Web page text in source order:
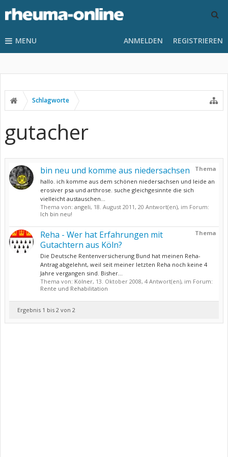
MENU ANMELDEN REGISTRIEREN
Schlagworte
gutacher
Thema
bin neu und komme aus niedersachsen
hallo. ich komme aus dem schönen niedersachsen und leide an
erosiver psa und arthrose. suche gleichgesinnte die sich
vielleicht austauschen...
Thema von: angeli, 18. August 2011, 20 Antwort(en), im Forum:
Ich bin neu!
Thema
Reha - Wer hat Erfahrungen mit
Gutachtern aus Köln?
Die Deutsche Rentenversicherung Bund hat meinen Reha-
Antrag abgelehnt, weil seit meiner letzten Reha noch keine 4
Jahre vergangen sind. Bisher...
Thema von: Kölner, 13. Oktober 2008, 4 Antwort(en), im Forum:
Rente und Rehabilitation
Ergebnis 1 bis 2 von 2